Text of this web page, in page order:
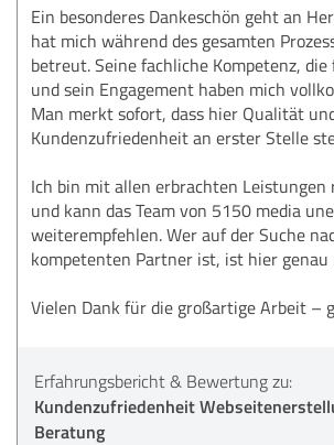
Ein besonderes Dankeschön geht an
hat mich während des gesamten
betreut. Seine fachliche Kompetenz,
und sein Engagement haben mich
Man merkt sofort, dass hier Qualität
Kundenzufriedenheit an erster Stelle
Ich bin mit allen erbrachten Leistungen
und kann das Team von 5150 media
weiterempfehlen. Wer auf der Suche
kompetenten Partner ist, ist hier
Vielen Dank für die großartige Arbeit –
Erfahrungsbericht & Bewertung zu:
Kundenzufriedenheit
Beratung